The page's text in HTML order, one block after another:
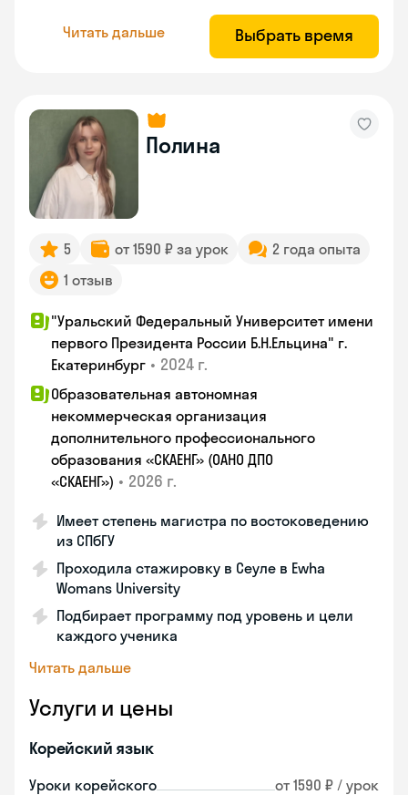
Читать дальше Выбрать время
Полина
5 от 1590 ₽ за урок
2 года опыта
1 отзыв
"Уральский Федеральный Университет имени
первого Президента России Б.Н.Ельцина" г.
Екатеринбург • 2024 г.
Образовательная автономная
некоммерческая организация
дополнительного профессионального
образования «СКАЕНГ» (ОАНО ДПО
«СКАЕНГ») • 2026 г.
Имеет степень магистра по востоковедению
из СПбГУ
Проходила стажировку в Сеуле в Ewha
Womans University
Подбирает программу под уровень и цели
каждого ученика
Читать дальше
Услуги и цены
Корейский язык
Уроки корейского от 1590 ₽ / урок